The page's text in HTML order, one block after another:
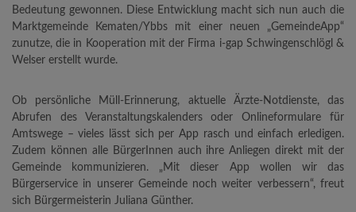
Bedeutung gewonnen. Diese Entwicklung macht sich nun auch die
Marktgemeinde Kematen/Ybbs mit einer neuen „GemeindeApp“
zunutze, die in Kooperation mit der Firma i-gap Schwingenschlögl &
Welser erstellt wurde.
Ob persönliche Müll-Erinnerung, aktuelle Ärzte-Notdienste, das
Abrufen des Veranstaltungskalenders oder Onlineformulare für
Amtswege – vieles lässt sich per App rasch und einfach erledigen.
Zudem können alle BürgerInnen auch ihre Anliegen direkt mit der
Gemeinde kommunizieren. „Mit dieser App wollen wir das
Bürgerservice in unserer Gemeinde noch weiter verbessern“, freut
sich Bürgermeisterin Juliana Günther.